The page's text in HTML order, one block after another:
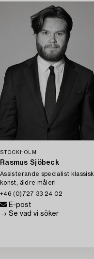
STOCKHOLM
Rasmus Sjöbeck
Assisterande specialist klassisk
konst, äldre måleri
+46 (0)727 33 24 02
E-post
→ Se vad vi söker